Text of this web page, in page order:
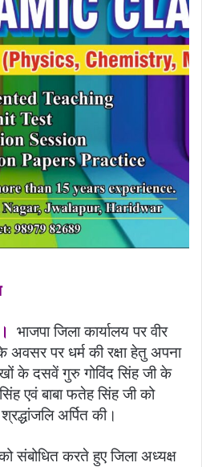
भाजपा जिला कार्यालय पर वीर
अवसर पर धर्म की रक्षा हेतु अपना
के दसवें गुरु गोविंद सिंह जी के
सिंह एवं बाबा फतेह सिंह जी को
अर्पित की।
संबोधित करते हुए जिला अध्यक्ष